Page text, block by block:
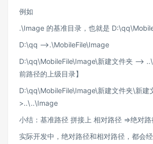
例如
.\Image 的基准目录，也就是
D:\qq ——>.\MobileFile\Image
D:\qq\MobileFile\Image\新建文件夹 ——>
前路径的上级目录】
D:\qq\MobileFile\Image\新建文件夹\新
>..\..\Image
小结：基准路径 拼接上 相对路径 =>绝对路
实际开发中，绝对路径和相对路径，都会